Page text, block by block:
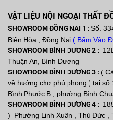
VẬT LIỆU NỘI NGOẠI THẤT
SHOWROOM ĐỒNG NAI 1 :Số.
Biên Hòa , Đồng Nai ( Bấm Vào
SHOWROOM BÌNH DƯƠNG 2 :
Thuận An, Bình Dương
SHOWROOM BÌNH DƯƠNG 3 : (
về hướng chợ phú phong ) tại
Bình Phước B , phường Bình
SHOWROOM BÌNH DƯƠNG 4 :
) Phường Linh Xuân , Thủ Đức ,